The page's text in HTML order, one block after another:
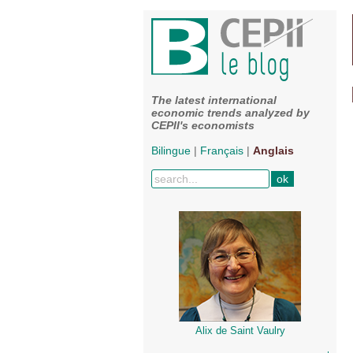
The latest international
economic trends analyzed by
CEPII's economists
Bilingue | Français | Anglais
Alix de Saint Vaulry